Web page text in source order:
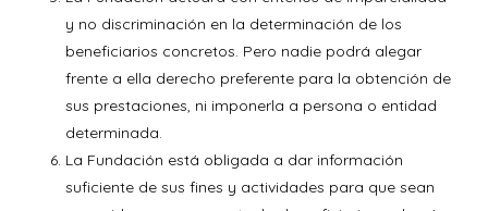
y no discriminación en la determinación de los
beneficiarios concretos. Pero nadie podrá alegar
frente a ella derecho preferente para la obtención de
sus prestaciones, ni imponerla a persona o entidad
determinada.
La Fundación está obligada a dar información
suficiente de sus fines y actividades para que sean